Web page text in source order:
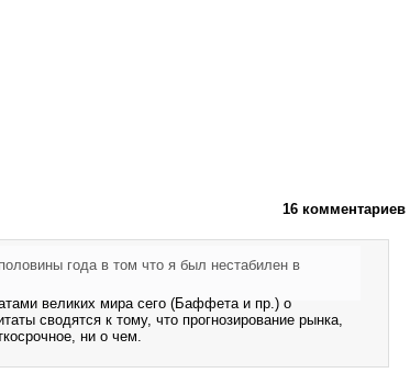
16 комментариев
года в том что я был нестабилен в
великих мира сего (Баффета и пр.) о
сводятся к тому, что прогнозирование рынка,
ни о чем.